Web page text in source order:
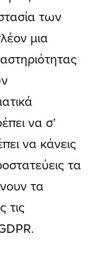
των
μια
να σ’
να κάνεις
τα
τα
τις